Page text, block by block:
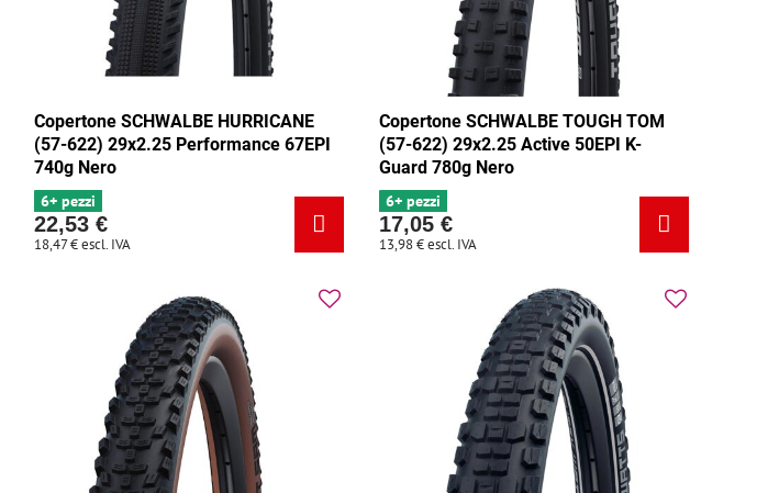
Copertone SCHWALBE HURRICANE
(57-622) 29x2.25 Performance 67EPI
740g Nero
6+ pezzi
22,53 €
18,47 €escl. IVA
Copertone SCHWALBE TOUGH TOM
(57-622) 29x2.25 Active 50EPI K-
Guard 780g Nero
6+ pezzi
17,05 €
13,98 €escl. IVA